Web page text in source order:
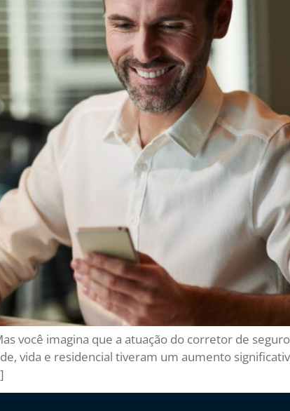
você imagina que a atuação do corretor de
vida e residencial tiveram um aumento